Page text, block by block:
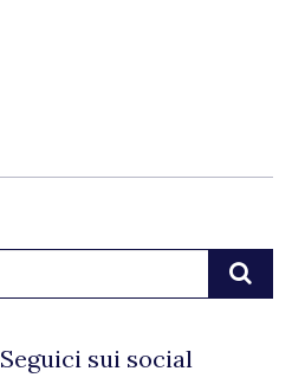
Seguici sui social